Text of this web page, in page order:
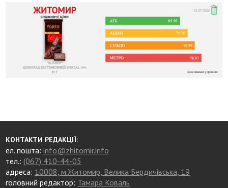
КОНТАКТИ РЕДАКЦІЇ:
ел. пошта:info@zhitomir.info
тел.: (067) 410-44-05
адреса: 10008, м.Житомир, Велика Бердичівська, 19
головний редактор: Тамара Коваль